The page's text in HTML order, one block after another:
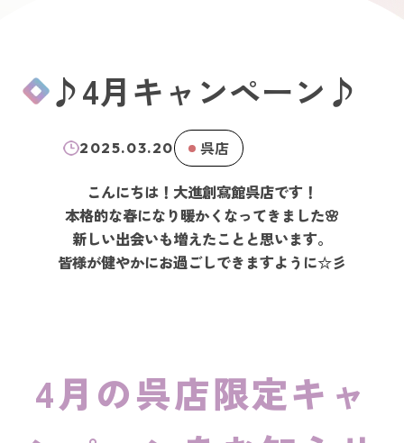
♪4月キャンペーン♪
2025.03.20 呉店
こんにちは！大進創寫館呉店です！
本格的な春になり暖かくなってきました🌸
新しい出会いも増えたことと思います。
皆様が健やかにお過ごしできますように☆彡
4月の呉店限定キャ